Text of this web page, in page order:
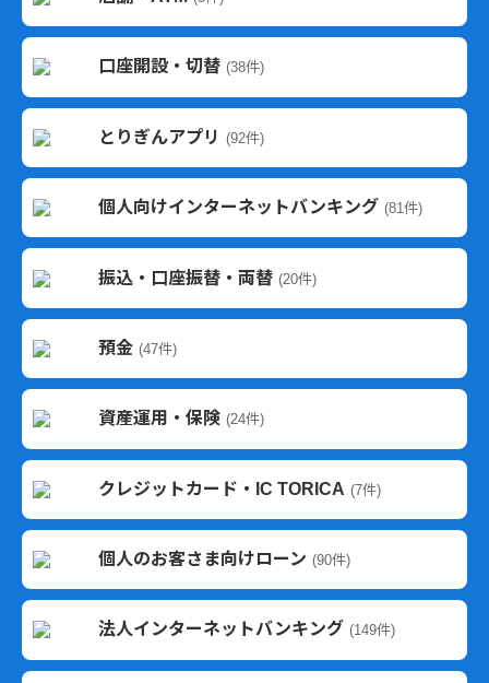
口座開設・切替 (38件)
とりぎんアプリ (92件)
個人向けインターネットバンキング (81件)
振込・口座振替・両替 (20件)
預金 (47件)
資産運用・保険 (24件)
クレジットカード・IC TORICA (7件)
個人のお客さま向けローン (90件)
法人インターネットバンキング (149件)